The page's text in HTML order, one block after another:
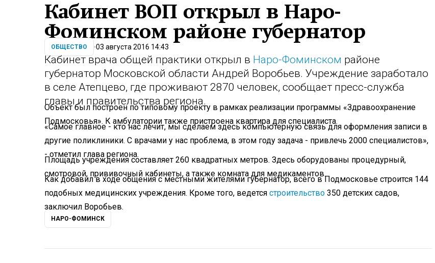
Кабинет ВОП открыл в Наро-
Фоминском районе губернатор
ОБЩЕСТВО 03 августа 2016 14:43
Кабинет врача общей практики открыл в Наро-Фоминском районе
губернатор Московской области Андрей Воробьев. Учреждение заработало
в селе Атепцево, где проживают 2870 человек, сообщает пресс-служба
главы и правительства региона.
Объект был построен по типовому проекту в рамках реализации программы «Здравоохранение
Подмосковья». К амбулатории также пристроена квартира для специалиста.
«Самое главное - кто нас лечит, мы сделаем здесь компьютерную связь для оформления записи в
другие поликлиники. С врачами у нас проблема, в этом году задача - привлечь 2000 специалистов»,
- отметил глава региона.
Площадь учреждения составляет 260 квадратных метров. Здесь оборудованы процедурный,
смотровой, прививочный кабинеты, а также комната для медикаментов.
Как добавил в ходе общения с местными жителями губернатор, всего в Подмосковье строится 144
подобных медицинских учреждения. Кроме того, ведется строительство 350 детских садов,
заключил Воробьев.
НАРО-ФОМИНСК